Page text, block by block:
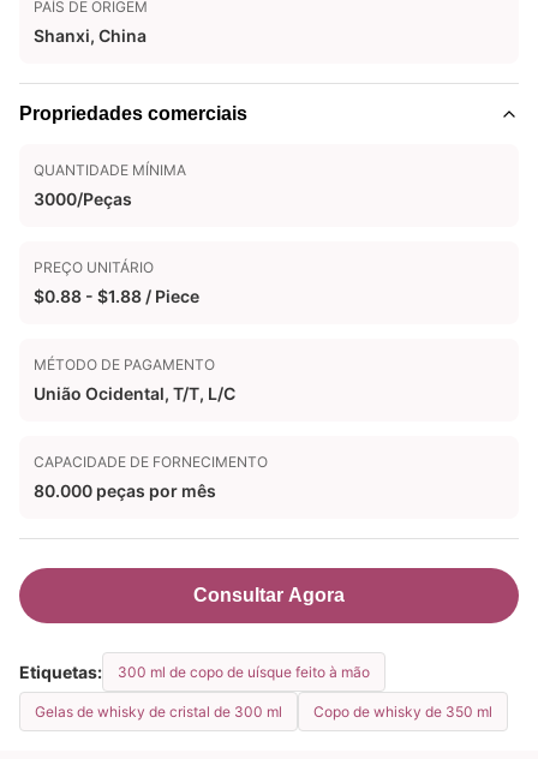
PAÍS DE ORIGEM
Shanxi, China
Propriedades comerciais
QUANTIDADE MÍNIMA
3000/Peças
PREÇO UNITÁRIO
$0.88 - $1.88 / Piece
MÉTODO DE PAGAMENTO
União Ocidental, T/T, L/C
CAPACIDADE DE FORNECIMENTO
80.000 peças por mês
Consultar Agora
Etiquetas: 300 ml de copo de uísque feito à mão
Gelas de whisky de cristal de 300 ml Copo de whisky de 350 ml